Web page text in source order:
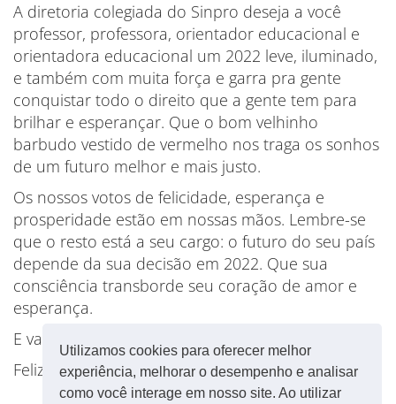
Utilizamos cookies para oferecer melhor
experiência, melhorar o desempenho e analisar
como você interage em nosso site. Ao utilizar
A diretoria colegiada do Sinpro deseja a você
professor, professora, orientador educacional e
orientadora educacional um 2022 leve, iluminado,
e também com muita força e garra pra gente
conquistar todo o direito que a gente tem para
brilhar e esperançar. Que o bom velhinho
barbudo vestido de vermelho nos traga os sonhos
de um futuro melhor e mais justo.
Os nossos votos de felicidade, esperança e
prosperidade estão em nossas mãos. Lembre-se
que o resto está a seu cargo: o futuro do seu país
depende da sua decisão em 2022. Que sua
consciência transborde seu coração de amor e
esperança.
E vamos pra mais lutas!
Feliz Natal e Feliz 2022!